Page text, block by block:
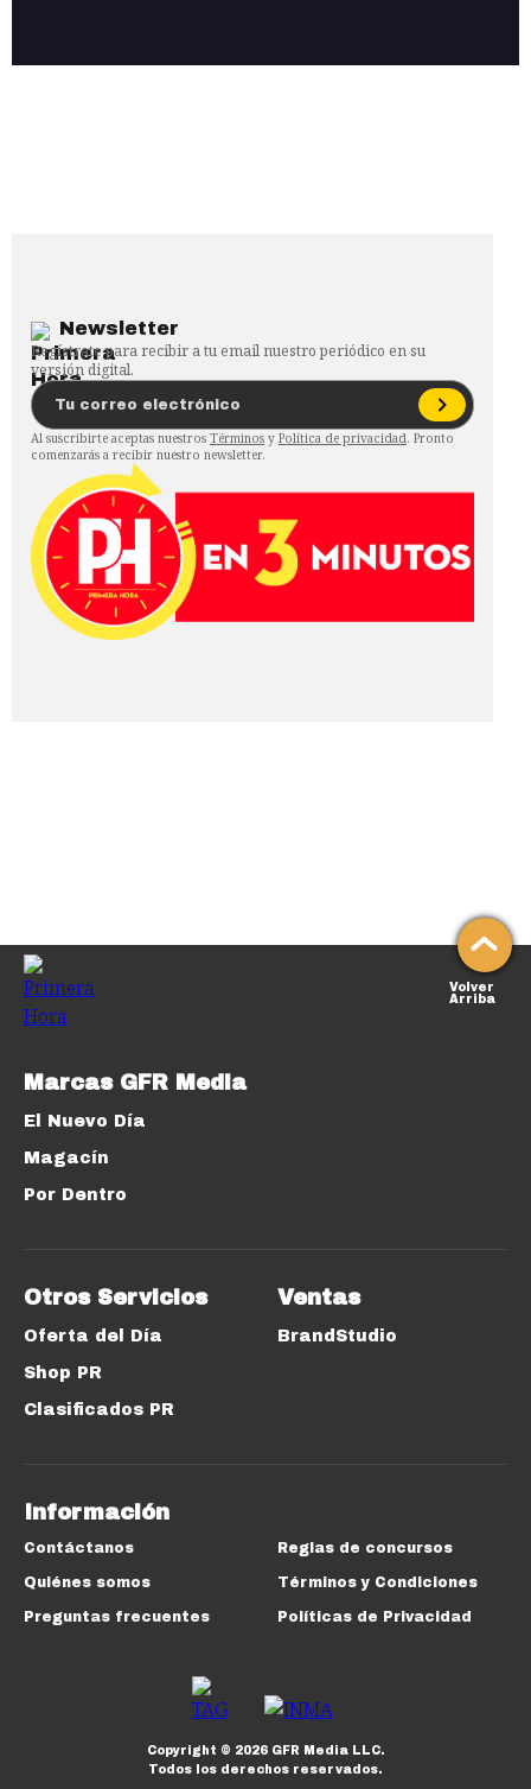
Newsletter
Regístrate para recibir a tu email nuestro periódico en su
versión digital.
Al suscribirte aceptas nuestros Términos y Política de privacidad. Pronto
comenzarás a recibir nuestro newsletter.
Volver
Arriba
Marcas GFR Media
El Nuevo Día
Magacín
Por Dentro
Otros Servicios
Oferta del Día
Shop PR
Clasificados PR
Ventas
BrandStudio
Información
Contáctanos
Quiénes somos
Preguntas frecuentes
Reglas de concursos
Términos y Condiciones
Políticas de Privacidad
Copyright © 2026GFR Media LLC.
Todos los derechos reservados.